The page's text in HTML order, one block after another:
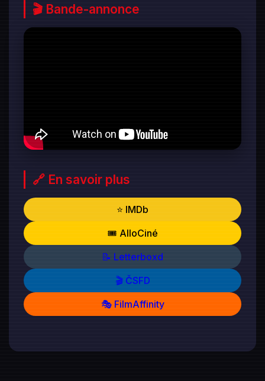
🎬 Bande-annonce
🔗 En savoir plus
⭐ IMDb
🎟️ AlloCiné
📝 Letterboxd
🎬 ČSFD
🎭 FilmAffinity